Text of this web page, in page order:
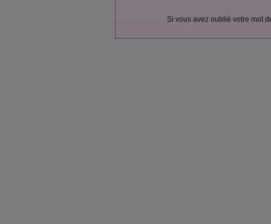
Si vous avez oublié votre mot